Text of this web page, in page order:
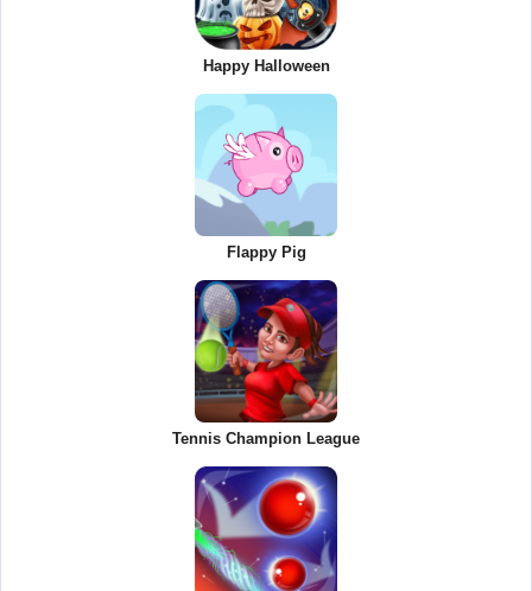
Happy Halloween
Flappy Pig
Tennis Champion League